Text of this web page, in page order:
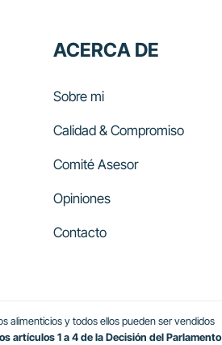
ACERCA DE
Sobre mi
Calidad & Compromiso
Comité Asesor
Opiniones
Contacto
alimenticios y todos ellos pueden ser vendidos
artículos 1 a 4 de la Decisión del Parlamento